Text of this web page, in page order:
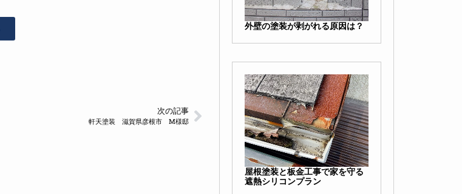
次の記事
軒天塗装 滋賀県彦根市 М様邸
外壁の塗装が剥がれる原因は？
屋根塗装と板金工事で家を守る
遮熱シリコンプラン